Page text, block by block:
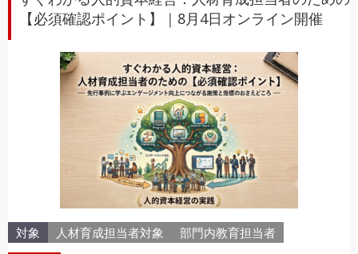
【必須確認ポイント】｜8月4日オンライン開催
対象 人材育成担当者対象
部門内教育担当者